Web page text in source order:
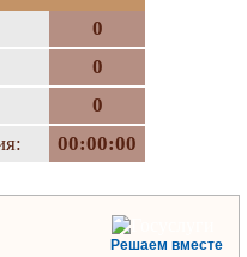
0
0
0
00:00:00
Решаем вместе